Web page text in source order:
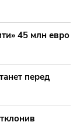
45 млн евро
перед